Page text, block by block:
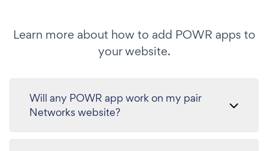
Learn more about how to add POWR apps to
your website.
Will any POWR app work on my pair
Networks website?